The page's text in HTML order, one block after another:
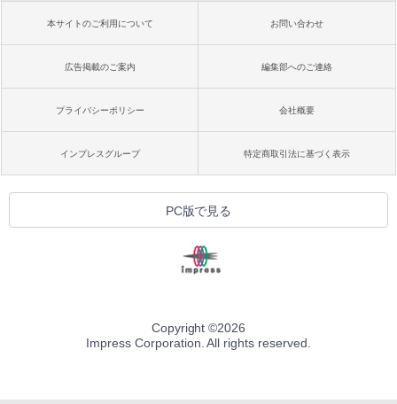
本サイトのご利用について お問い合わせ
広告掲載のご案内 編集部へのご連絡
プライバシーポリシー 会社概要
インプレスグループ 特定商取引法に基づく表示
PC版で見る
Copyright ©2026
Impress Corporation. All rights reserved.